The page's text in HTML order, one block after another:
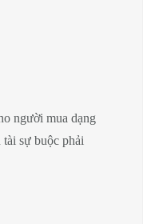
người mua dạng
sự buộc phải